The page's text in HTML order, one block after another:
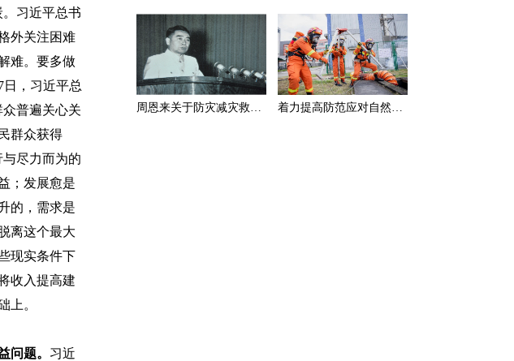
习近平总书
外关注困难
难。要多做
，习近平总
普遍关心关
群众获得
尽力而为的
；发展愈是
的，需求是
离这个最大
现实条件下
收入提高建
上。
问题。 习近
周恩来关于防灾减灾救灾的一组论述 着力提高防范应对自然灾害能力